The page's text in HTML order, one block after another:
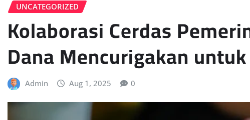
UNCATEGORIZED
Kolaborasi Cerdas
Dana Mencurigakan
Admin Aug 1, 2025 0